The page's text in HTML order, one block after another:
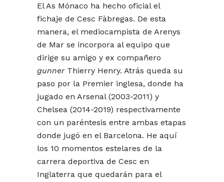
El As Mónaco ha hecho oficial el
fichaje de Cesc Fàbregas. De esta
manera, el mediocampista de Arenys
de Mar se incorpora al equipo que
dirige su amigo y ex compañero
gunnerThierry Henry. Atrás queda su
paso por la Premier inglesa, donde ha
jugado en Arsenal (2003-2011) y
Chelsea (2014-2019) respectivamente
con un paréntesis entre ambas etapas
donde jugó en el Barcelona. He aquí
los 10 momentos estelares de la
carrera deportiva de Cesc en
Inglaterra que quedarán para el